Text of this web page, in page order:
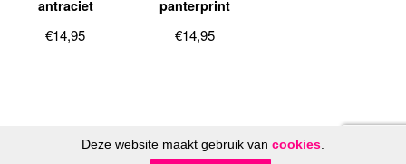
antraciet
€14,95
panterprint
€14,95
Deze website maakt gebruik van cookies